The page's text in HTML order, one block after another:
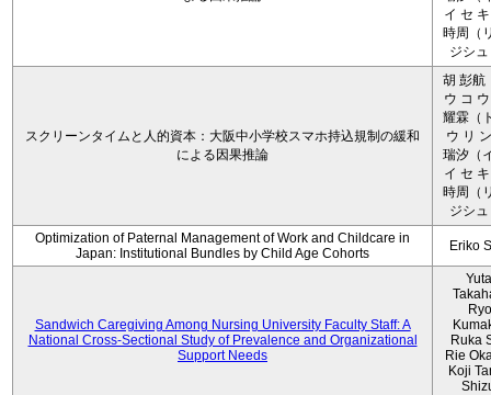
イ セ
時周（
ジシ
スクリーンタイムと人的資本：大阪中小学校スマホ持込規制の緩和
による因果推論
胡 彭航
ウ コ
耀霖（
ウ リ
瑞汐（
イ セ
時周（
ジシ
Optimization of Paternal Management of Work and Childcare in
Japan: Institutional Bundles by Child Age Cohorts
Eriko
Sandwich Caregiving Among Nursing University Faculty Staff: A
National Cross-Sectional Study of Prevalence and Organizational
Support Needs
Ruka
Rie
Koji